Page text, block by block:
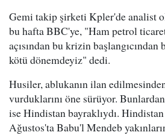
Gemi takip şirketi Kpler'de analist
bu hafta BBC'ye, "Ham petrol
açısından bu krizin başlangıcından
kötü dönemdeyiz" dedi.
Husiler, ablukanın ilan
vurduklarını öne sürüyor.
ise Hindistan bayraklıydı.
Ağustos'ta Babu'l Mendeb